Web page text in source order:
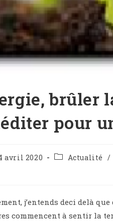
brûler
pour
avril 2020 Actualité /
j’entends deci delà
commencent à sentir la